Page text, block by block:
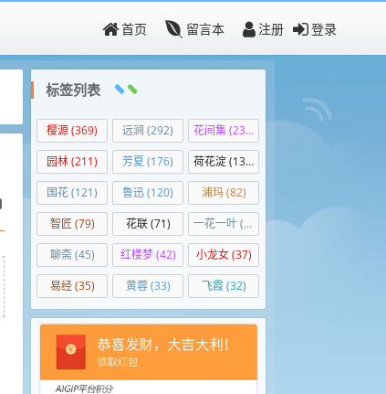
首页 留言本 注册 登录
标签列表
樱源(369) 远涧 (292) 花间集(236)
园林(211) 芳夏 (176) 荷花淀(139)
国花(121) 鲁迅(120) 浦玛(82)
智匠 (79) 花联(71) 一花一叶(50)
聊斋(45) 红楼梦(42) 小龙女(37)
易经(35) 黄蓉(33) 飞霞 (32)